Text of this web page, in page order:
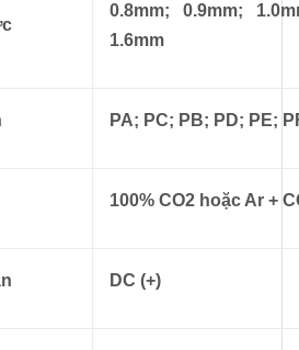
0.8mm; 0.9mm;
1.6mm
PA; PC; PB; PD; PE;
100% CO2 hoặc Ar +
DC (+)